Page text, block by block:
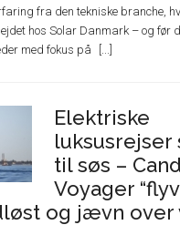
fra den tekniske branche,
hos Solar Danmark – og før
med fokus på
Elektriske
luksusrejser
til søs –
Voyager
og jævn over